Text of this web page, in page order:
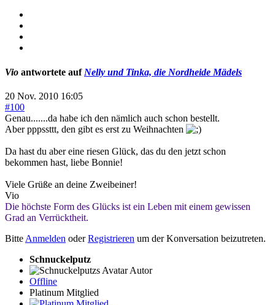
Vio antwortete auf Nelly und Tinka, die Nordheide Mädels
20 Nov. 2010 16:05
#100
Genau.......da habe ich den nämlich auch schon bestellt.
Aber pppssttt, den gibt es erst zu Weihnachten
Da hast du aber eine riesen Glück, das du den jetzt schon
bekommen hast, liebe Bonnie!
Viele Grüße an deine Zweibeiner!
Vio
Die höchste Form des Glücks ist ein Leben mit einem gewissen
Grad an Verrücktheit.
Bitte Anmelden oderRegistrieren um der Konversation beizutreten.
Schnuckelputz
Autor
Offline
Platinum Mitglied